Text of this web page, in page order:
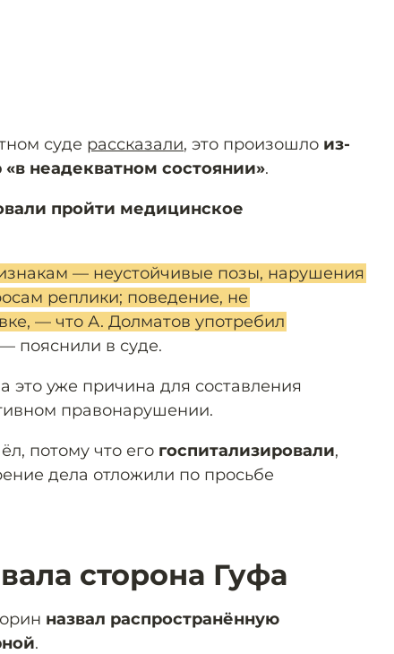
суде рассказали, это произошло из-
неадекватном состоянии».
пройти медицинское
— неустойчивые позы, нарушения
реплики; поведение, не
— что А. Долматов употребил
пояснили в суде.
а это уже причина для составления
правонарушении.
потому что его госпитализировали,
дела отложили по просьбе
сторона Гуфа
назвал распространённую
.